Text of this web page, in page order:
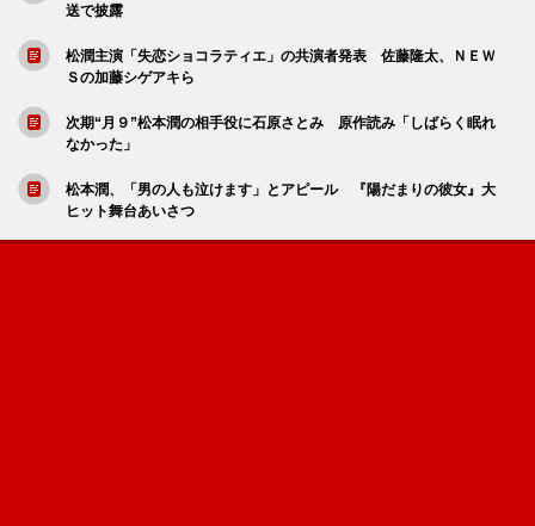
送で披露
松潤主演「失恋ショコラティエ」の共演者発表 佐藤隆太、ＮＥＷ
Ｓの加藤シゲアキら
次期“月９”松本潤の相手役に石原さとみ 原作読み「しばらく眠れ
なかった」
松本潤、「男の人も泣けます」とアピール 『陽だまりの彼女』大
ヒット舞台あいさつ